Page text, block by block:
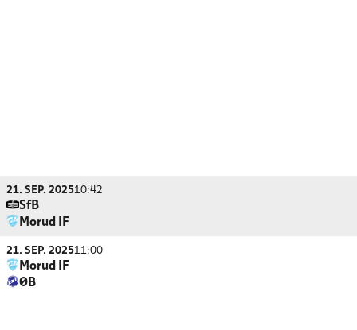
21. SEP. 202510:42
SfB
Morud IF
21. SEP. 202511:00
Morud IF
ØB